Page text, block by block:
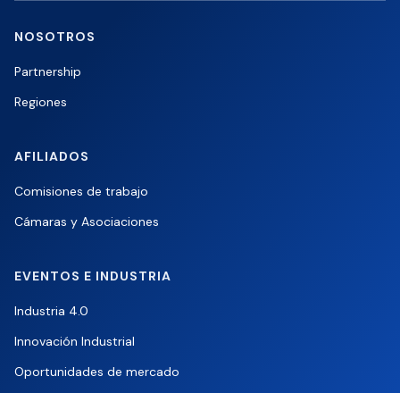
NOSOTROS
Partnership
Regiones
AFILIADOS
Comisiones de trabajo
Cámaras y Asociaciones
EVENTOS E INDUSTRIA
Industria 4.0
Innovación Industrial
Oportunidades de mercado